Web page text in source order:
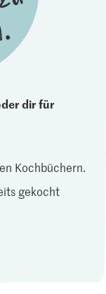
dir für
Kochbüchern.
gekocht